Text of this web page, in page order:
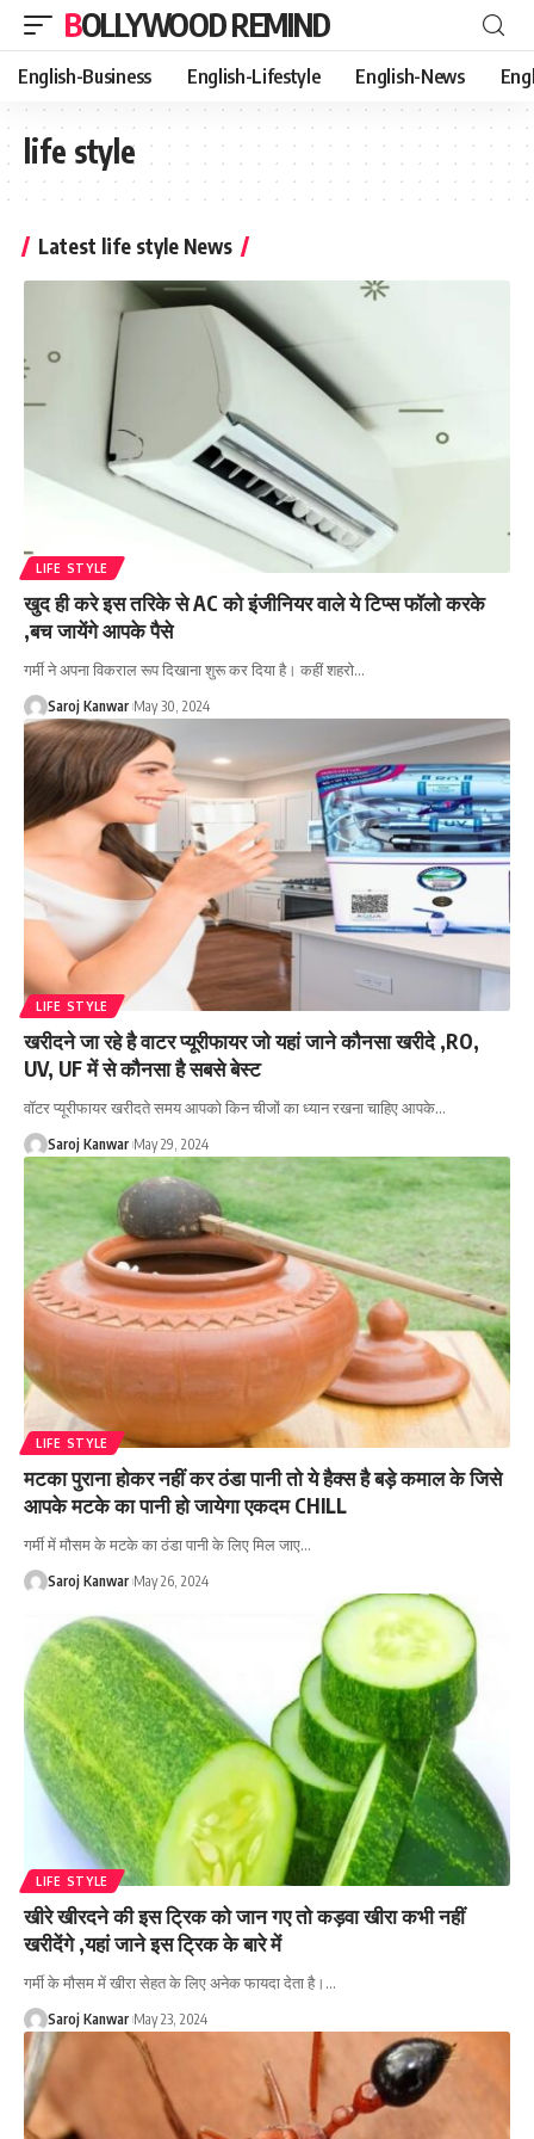
BOLLYWOOD REMIND
English-Business English-Lifestyle English-News
life style
Latest life style News
LIFE STYLE
खुद ही करे इस तरिके से AC को इंजीनियर वाले ये टिप्स फॉलो करके
,बच जायेंगे आपके पैसे
गर्मी ने अपना विकराल रूप दिखाना शुरू कर दिया है। कहीं शहरो…
Saroj Kanwar May 30, 2024
LIFE STYLE
खरीदने जा रहे है वाटर प्यूरीफायर जो यहां जाने कौनसा खरीदे ,RO,
UV, UF में से कौनसा है सबसे बेस्ट
वॉटर प्यूरीफायर खरीदते समय आपको किन चीजों का ध्यान रखना चाहिए आपके…
Saroj Kanwar May 29, 2024
LIFE STYLE
मटका पुराना होकर नहीं कर ठंडा पानी तो ये हैक्स है बड़े कमाल के जिसे
आपके मटके का पानी हो जायेगा एकदम CHILL
गर्मी में मौसम के मटके का ठंडा पानी के लिए मिल जाए…
Saroj Kanwar May 26, 2024
LIFE STYLE
खीरे खीरदने की इस ट्रिक को जान गए तो कड़वा खीरा कभी नहीं
खरीदेंगे ,यहां जाने इस ट्रिक के बारे में
गर्मी के मौसम में खीरा सेहत के लिए अनेक फायदा देता है। …
Saroj Kanwar May 23, 2024